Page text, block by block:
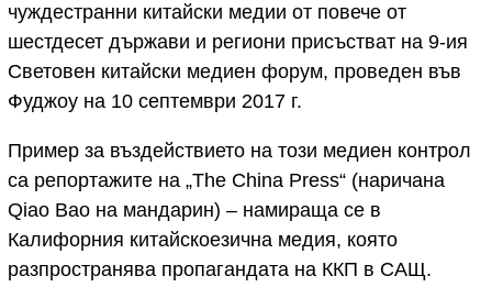
чуждестранни китайски медии от повече от
шестдесет държави и региони присъстват на 9-ия
Световен китайски медиен форум, проведен във
Фуджоу на 10 септември 2017 г.
Пример за въздействието на този медиен контрол
са репортажите на „The China Press“ (наричана
Qiao Bao на мандарин) – намираща се в
Калифорния китайскоезична медия, която
разпространява пропагандата на ККП в САЩ.